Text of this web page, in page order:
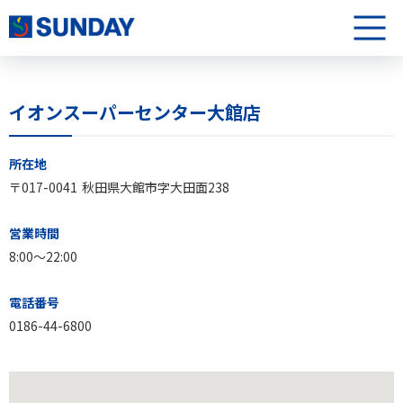
株式会社サンデー
メニュ
イオンスーパーセンター大館店
イオンスーパーセンター大館店について
所在地
〒017-0041 秋田県大館市字大田面238
営業時間
8:00〜22:00
電話番号
0186-44-6800